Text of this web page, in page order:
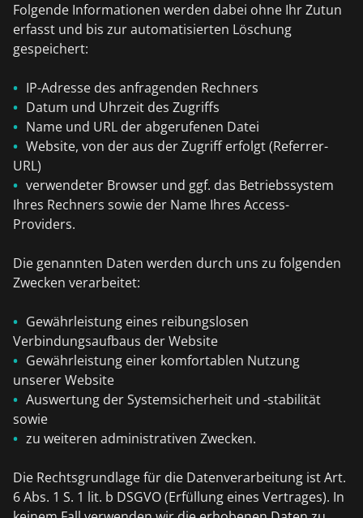
Folgende Informationen werden dabei ohne Ihr Zutun
erfasst und bis zur automatisierten Löschung
gespeichert:
IP-Adresse des anfragenden Rechners
Datum und Uhrzeit des Zugriffs
Name und URL der abgerufenen Datei
Website, von der aus der Zugriff erfolgt (Referrer-
URL)
verwendeter Browser und ggf. das Betriebssystem
Ihres Rechners sowie der Name Ihres Access-
Providers.
Die genannten Daten werden durch uns zu folgenden
Zwecken verarbeitet:
Gewährleistung eines reibungslosen
Verbindungsaufbaus der Website
Gewährleistung einer komfortablen Nutzung
unserer Website
Auswertung der Systemsicherheit und -stabilität
sowie
zu weiteren administrativen Zwecken.
Die Rechtsgrundlage für die Datenverarbeitung ist Art.
6 Abs. 1 S. 1 lit. b DSGVO (Erfüllung eines Vertrages). In